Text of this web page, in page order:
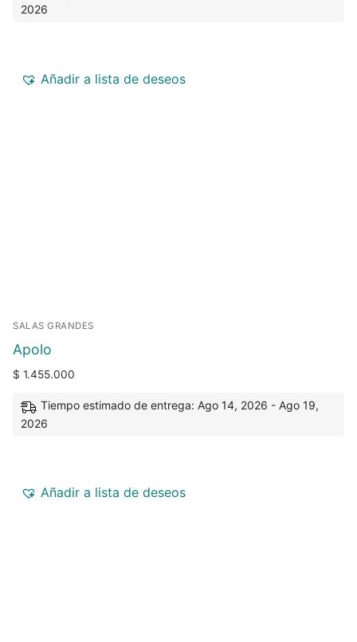
2026
Añadir a lista de deseos
SALAS GRANDES
Apolo
$ 1.455.000
Tiempo estimado de entrega: Ago 14, 2026 - Ago 19,
2026
Añadir a lista de deseos